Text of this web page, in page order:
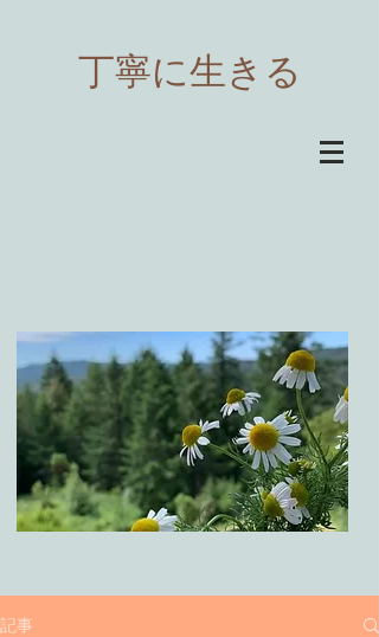
​丁寧に生きる
記事